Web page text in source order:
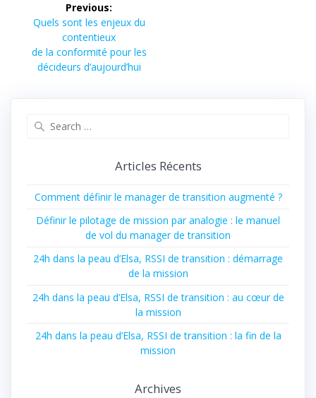
Previous:
Quels sont les enjeux du
contentieux
de la conformité pour les
décideurs d’aujourd’hui
Articles Récents
Comment définir le manager de transition augmenté ?
Définir le pilotage de mission par analogie : le manuel
de vol du manager de transition
24h dans la peau d’Elsa, RSSI de transition : démarrage
de la mission
24h dans la peau d’Elsa, RSSI de transition : au cœur de
la mission
24h dans la peau d’Elsa, RSSI de transition : la fin de la
mission
Archives